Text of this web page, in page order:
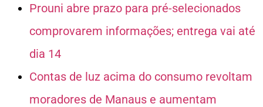
Prouni abre prazo para pré-selecionados
comprovarem informações; entrega vai até
dia 14
Contas de luz acima do consumo revoltam
moradores de Manaus e aumentam